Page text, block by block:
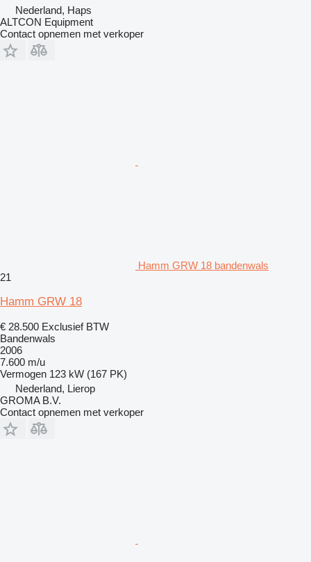
Nederland, Haps
ALTCON Equipment
Contact opnemen met verkoper
Hamm GRW 18 bandenwals
21
Hamm GRW 18
€ 28.500 Exclusief BTW
Bandenwals
2006
7.600 m/u
Vermogen 123 kW (167 PK)
Nederland, Lierop
GROMA B.V.
Contact opnemen met verkoper